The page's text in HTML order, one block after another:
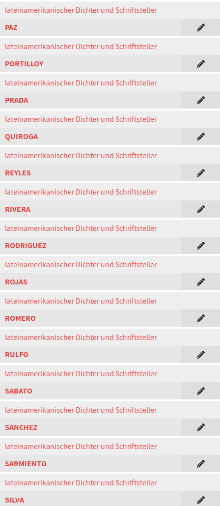
lateinamerikanischer Dichter und Schriftsteller
PAZ
lateinamerikanischer Dichter und Schriftsteller
PORTILLOY
lateinamerikanischer Dichter und Schriftsteller
PRADA
lateinamerikanischer Dichter und Schriftsteller
QUIROGA
lateinamerikanischer Dichter und Schriftsteller
REYLES
lateinamerikanischer Dichter und Schriftsteller
RIVERA
lateinamerikanischer Dichter und Schriftsteller
RODRIGUEZ
lateinamerikanischer Dichter und Schriftsteller
ROJAS
lateinamerikanischer Dichter und Schriftsteller
ROMERO
lateinamerikanischer Dichter und Schriftsteller
RULFO
lateinamerikanischer Dichter und Schriftsteller
SABATO
lateinamerikanischer Dichter und Schriftsteller
SANCHEZ
lateinamerikanischer Dichter und Schriftsteller
SARMIENTO
lateinamerikanischer Dichter und Schriftsteller
SILVA